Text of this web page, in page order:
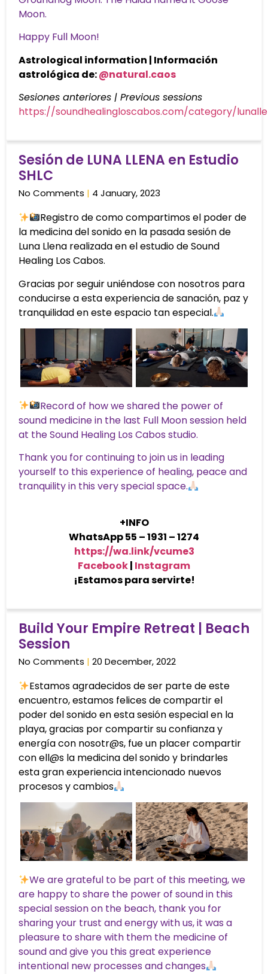
Moon.
Happy Full Moon!
Astrological information | Información
astrológica de:@natural.caos
Sesiones anteriores | Previous sessions
https://soundhealingloscabos.com/category/
Sesión de LUNA LLENA en Estudio
SHLC
No Comments 4 January, 2023
Registro de como compartimos el poder de
la medicina del sonido en la pasada sesión de
Luna Llena realizada en el estudio de Sound
Healing Los Cabos.
Gracias por seguir uniéndose con nosotros para
conducirse a esta experiencia de sanación, paz y
tranquilidad en este espacio tan especial.
Record of how we shared the power of
sound medicine in the last Full Moon session held
at the Sound Healing Los Cabos studio.
Thank you for continuing to join us in leading
yourself to this experience of healing, peace and
tranquility in this very special space.
+INFO
WhatsApp 55 – 1931 – 1274
https://wa.link/vcume3
Facebook| Instagram
¡Estamos para servirte!
Build Your Empire Retreat | Beach
Session
No Comments 20 December, 2022
Estamos agradecidos de ser parte de este
encuentro, estamos felices de compartir el
poder del sonido en esta sesión especial en la
playa, gracias por compartir su confianza y
energía con nosotr@s, fue un placer compartir
con ell@s la medicina del sonido y brindarles
esta gran experiencia intencionado nuevos
procesos y cambios
We are grateful to be part of this meeting, we
are happy to share the power of sound in this
special session on the beach, thank you for
sharing your trust and energy with us, it was a
pleasure to share with them the medicine of
sound and give you this great experience
intentional new processes and changes